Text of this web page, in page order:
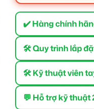
✔️ Hàng chính
🛠 Quy trình lắp
🛠 Kỹ thuật viên
💬 Hỗ trợ kỹ thuật